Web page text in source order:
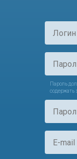
Пароль
содержать